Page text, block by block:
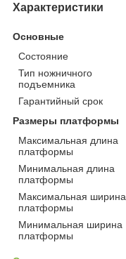
Характеристики
Основные
Состояние
Тип ножничного
подъемника
Гарантийный срок
Размеры платформы
Максимальная длина
платформы
Минимальная длина
платформы
Максимальная ширина
платформы
Минимальная ширина
платформы